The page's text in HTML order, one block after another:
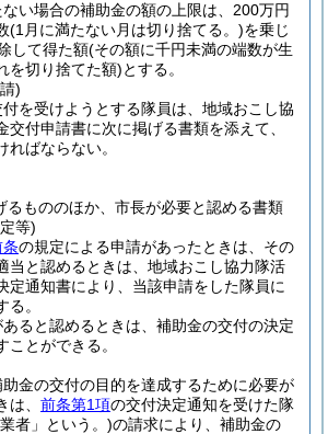
い場合の補助金の額の上限は、200万円
(1月に満たない月は切り捨てる。)を乗じ
して得た額(その額に千円未満の端数が生
を切り捨てた額)とする。
)
を受けようとする隊員は、地域おこし協
交付申請書に次に掲げる書類を添えて、
ればならない。
るもののほか、市長が必要と認める書類
等)
の規定による申請があったときは、その
当と認めるときは、地域おこし協力隊活
定通知書により、当該申請をした隊員に
。
ると認めるときは、補助金の交付の決定
ことができる。
金の交付の目的を達成するために必要が
、 前条第1項の交付決定通知を受けた隊
者」という。)の請求により、補助金の